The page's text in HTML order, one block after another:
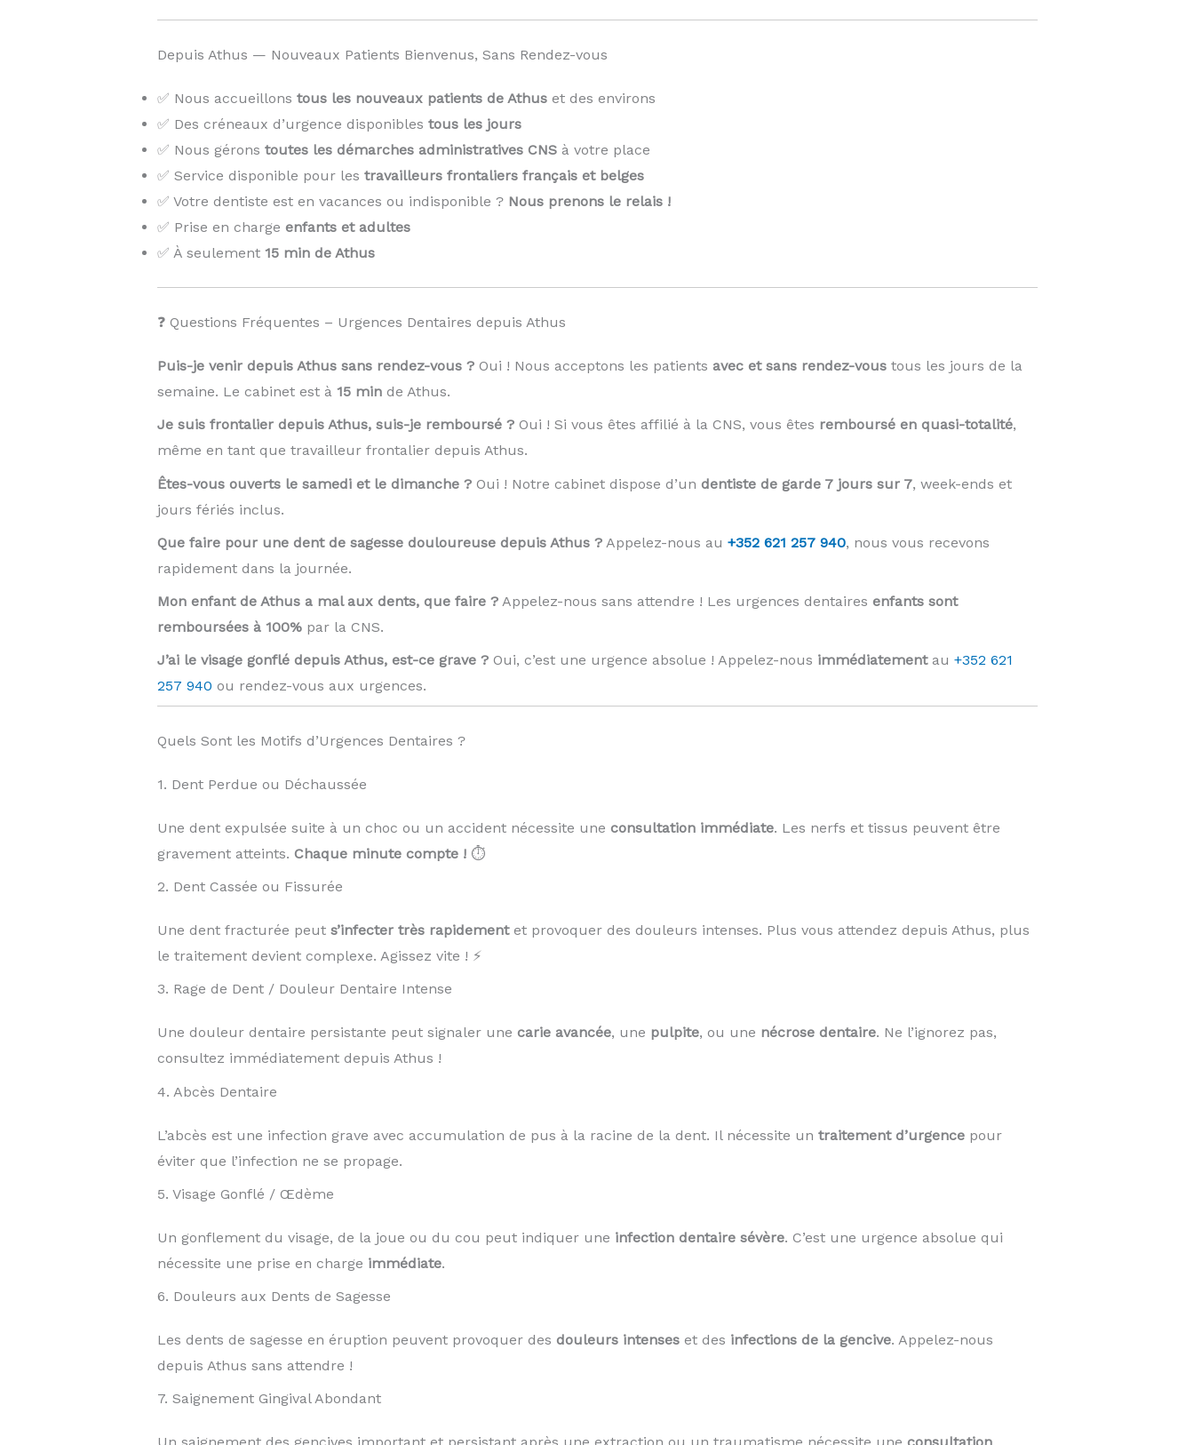
Depuis Athus — Nouveaux Patients Bienvenus, Sans Rendez-vous
✅ Nous accueillons tous les nouveaux patients de Athuset des environs
✅ Des créneaux d’urgence disponibles tous les jours
✅ Nous gérons toutes les démarches administratives CNSà votre place
✅ Service disponible pour les travailleurs frontaliers français et belges
✅ Votre dentiste est en vacances ou indisponible ? Nous prenons le relais !️
✅ Prise en charge enfants et adultes
✅ À seulement 15 min de Athus
❓ Questions Fréquentes – Urgences Dentaires depuis Athus
Puis-je venir depuis Athus sans rendez-vous ?Oui ! Nous acceptons les patients avec et sans rendez-voustous les jours de la
semaine. Le cabinet est à 15 minde Athus.
Je suis frontalier depuis Athus, suis-je remboursé ?Oui ! Si vous êtes affilié à la CNS, vous êtes remboursé en quasi-totalité,
même en tant que travailleur frontalier depuis Athus.
Êtes-vous ouverts le samedi et le dimanche ?Oui ! Notre cabinet dispose d’un dentiste de garde 7 jours sur 7, week-ends et
jours fériés inclus.
Que faire pour une dent de sagesse douloureuse depuis Athus ?Appelez-nous au +352 621 257 940, nous vous recevons
rapidement dans la journée.
Mon enfant de Athus a mal aux dents, que faire ?Appelez-nous sans attendre ! Les urgences dentaires enfants sont
remboursées à 100%par la CNS.
J’ai le visage gonflé depuis Athus, est-ce grave ?Oui, c’est une urgence absolue ! Appelez-nous immédiatementau +352 621
257 940 ou rendez-vous aux urgences.
Quels Sont les Motifs d’Urgences Dentaires ?
1. Dent Perdue ou Déchaussée
Une dent expulsée suite à un choc ou un accident nécessite une consultation immédiate. Les nerfs et tissus peuvent être
gravement atteints. Chaque minute compte !⏱️
2. Dent Cassée ou Fissurée
Une dent fracturée peut s’infecter très rapidementet provoquer des douleurs intenses. Plus vous attendez depuis Athus, plus
le traitement devient complexe. Agissez vite ! ⚡
3. Rage de Dent / Douleur Dentaire Intense
Une douleur dentaire persistante peut signaler une carie avancée, une pulpite, ou une nécrose dentaire. Ne l’ignorez pas,
consultez immédiatement depuis Athus !
4. Abcès Dentaire
L’abcès est une infection grave avec accumulation de pus à la racine de la dent. Il nécessite un traitement d’urgencepour
éviter que l’infection ne se propage.
5. Visage Gonflé / Œdème
Un gonflement du visage, de la joue ou du cou peut indiquer une infection dentaire sévère. C’est une urgence absolue qui
nécessite une prise en charge immédiate.
6. Douleurs aux Dents de Sagesse
Les dents de sagesse en éruption peuvent provoquer des douleurs intenseset des infections de la gencive. Appelez-nous
depuis Athus sans attendre !
7. Saignement Gingival Abondant